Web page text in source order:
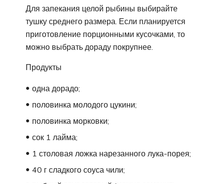
Для запекания целой рыбины выбирайте
тушку среднего размера. Если планируется
приготовление порционными кусочками, то
можно выбрать дораду покрупнее.
Продукты
одна дорадо;
половинка молодого цукини;
половинка морковки;
сок 1 лайма;
1 столовая ложка нарезанного лука-порея;
40 г сладкого соуса чили;